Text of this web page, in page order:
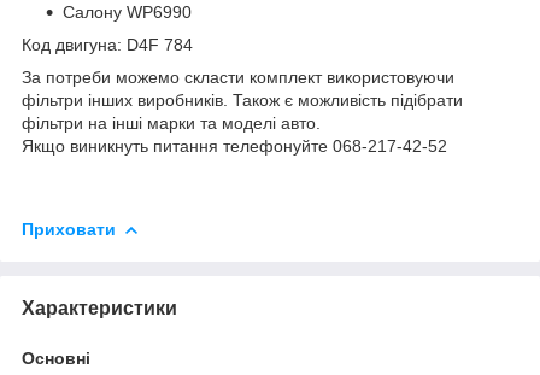
Салону WP6990
Код двигуна: D4F 784
За потреби можемо скласти комплект використовуючи
фільтри інших виробників. Також є можливість підібрати
фільтри на інші марки та моделі авто.
Якщо виникнуть питання телефонуйте 068-217-42-52
Приховати
Характеристики
Основні